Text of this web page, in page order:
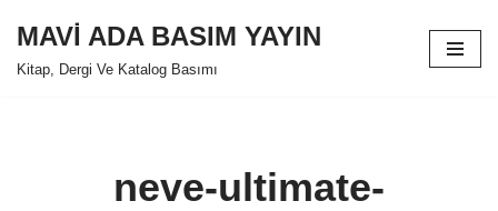
İçeriğe
MAVİ ADA BASIM YAYIN
Kitap, Dergi Ve Katalog Basımı
neve-ultimate-